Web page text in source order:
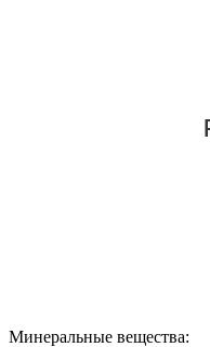
Минеральные вещества: